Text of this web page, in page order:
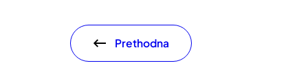
Prethodna